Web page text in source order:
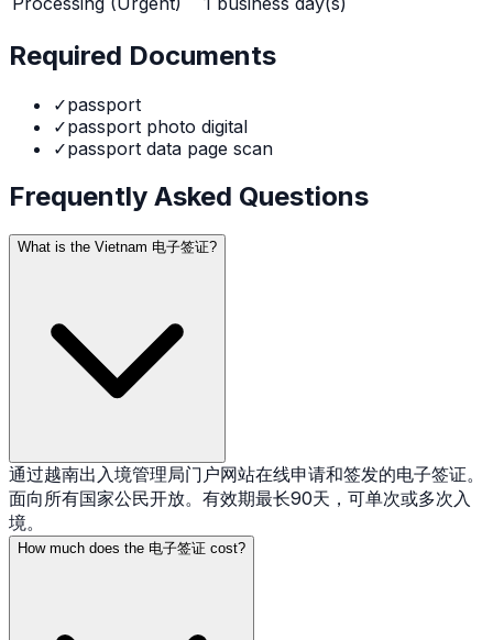
Required Documents
✓passport
✓passport photo digital
✓passport data page scan
Frequently Asked Questions
What is the Vietnam 电子签证?
通过越南出入境管理局门户网站在线申请和签发的电子签证。
面向所有国家公民开放。有效期最长90天，可单次或多次入
境。
How much does the 电子签证 cost?